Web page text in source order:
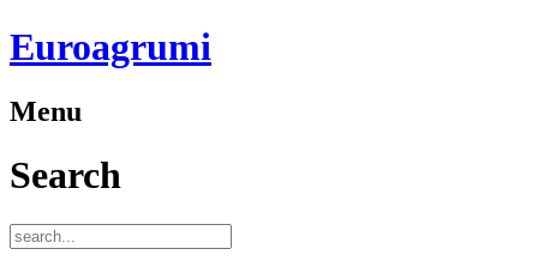
Euroagrumi
Menu
Search